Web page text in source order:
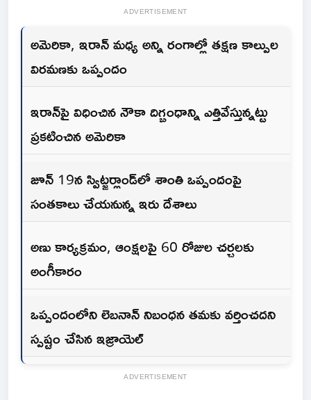
ADVERTISEMENT
అమెరికా, ఇరాన్ మధ్య అన్ని రంగాల్లో తక్షణ కాల్పుల
విరమణకు ఒప్పందం
ఇరాన్‌పై విధించిన నౌకా దిగ్బంధాన్ని ఎత్తివేస్తున్నట్టు
ప్రకటించిన అమెరికా
జూన్ 19న స్విట్జర్లాండ్‌లో శాంతి ఒప్పందంపై
సంతకాలు చేయనున్న ఇరు దేశాలు
అణు కార్యక్రమం, ఆంక్షలపై 60 రోజుల చర్చలకు
అంగీకారం
ఒప్పందంలోని లెబనాన్ నిబంధన తమకు వర్తించదని
స్పష్టం చేసిన ఇజ్రాయెల్
ADVERTISEMENT